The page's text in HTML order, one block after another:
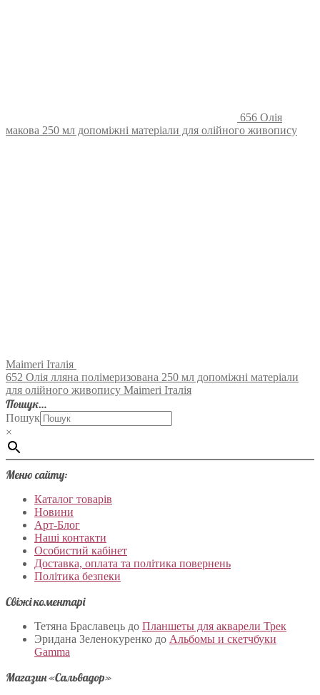
656 Олія
макова 250 мл допоміжні матеріали для олійного живопису
Maimeri Італія
652 Олія лляна полімеризована 250 мл допоміжні матеріали
для олійного живопису Maimeri Італія
Пошук…
Пошук
×
Меню сайту:
Каталог товарів
Новини
Арт-Блог
Наші контакти
Особистий кабінет
Доставка, оплата та політика повернень
Політика безпеки
Свіжі коментарі
Тетяна Браславець до Планшеты для акварели Трек
Эридана Зеленокуренко до Альбомы и скетчбуки
Gamma
Магазин «Сальвадор»